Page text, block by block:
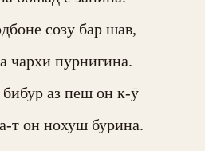
созу бар шав,
чархи пурнигина.
аз пеш он к-ӯ
т он нохуш бурина.